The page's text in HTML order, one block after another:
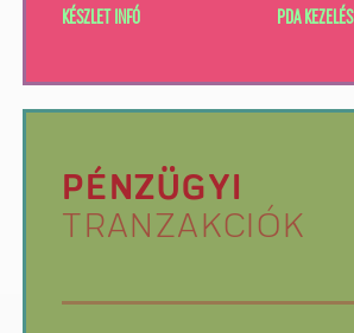
KÉSZLET INFÓ
PDA KEZELÉS
PÉNZÜGYI
TRANZAKCIÓK